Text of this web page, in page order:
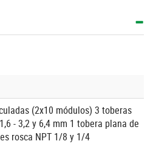
(2x10 módulos) 3 toberas
- 3,2 y 6,4 mm 1 tobera plana de
rosca NPT 1/8 y 1/4